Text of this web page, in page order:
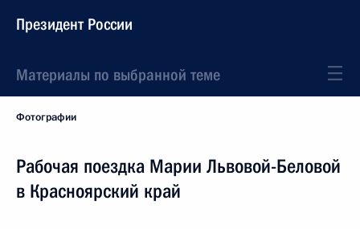
Президент России
Материалы по выбранной теме
Фотографии
Рабочая поездка Марии Львовой-Беловой
в Красноярский край